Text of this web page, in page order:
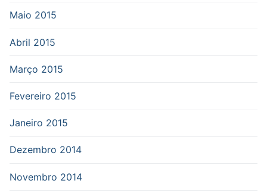
Maio 2015
Abril 2015
Março 2015
Fevereiro 2015
Janeiro 2015
Dezembro 2014
Novembro 2014